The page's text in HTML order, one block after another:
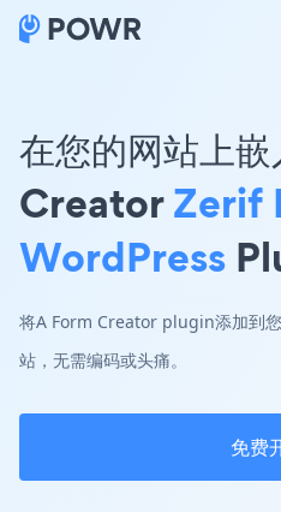
在您的网站上
CreatorZerif
WordPress
将A Form Creator plugin添加到
站，无需编码或头痛。
免费